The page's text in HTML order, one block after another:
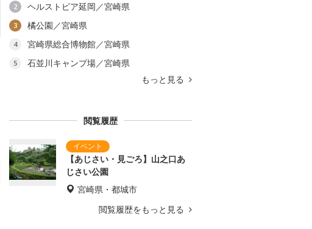
2 ヘルストピア延岡／宮崎県
3 橘公園／宮崎県
4 宮崎県総合博物館／宮崎県
5
石並川キャンプ場／宮崎県
もっと見る
閲覧履歴
【あじさい・見ごろ】山之口あ
じさい公園
宮崎県・都城市
閲覧履歴をもっと見る